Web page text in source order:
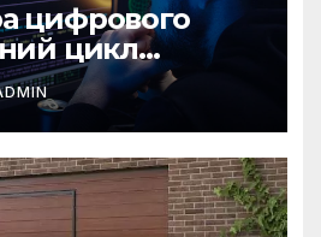
цифрового
цикл
IST Group